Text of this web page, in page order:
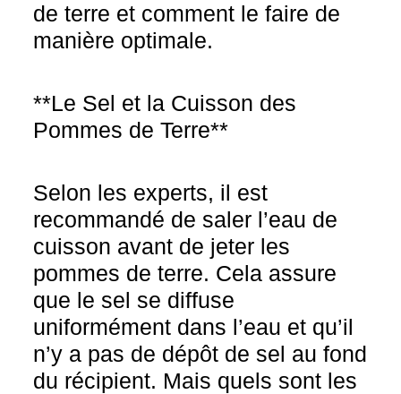
de terre et comment le faire de
manière optimale.
**Le Sel et la Cuisson des
Pommes de Terre**
Selon les experts, il est
recommandé de saler l’eau de
cuisson avant de jeter les
pommes de terre. Cela assure
que le sel se diffuse
uniformément dans l’eau et qu’il
n’y a pas de dépôt de sel au fond
du récipient. Mais quels sont les